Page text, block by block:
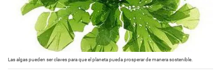
Las algas pueden ser claves para que el planeta pueda prosperar de manera sostenible.